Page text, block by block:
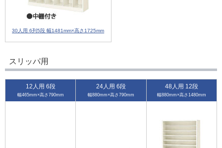
30人用 6列5段 幅1481mm×高さ1725mm
スリッパ用
12人用 6段
幅465mm×高さ790mm
24人用 6段
幅880mm×高さ790mm
48人用 12段
幅880mm×高さ1480mm